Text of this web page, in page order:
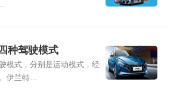
种驾驶模式
模式，分别是运动模式，经
伊兰特...